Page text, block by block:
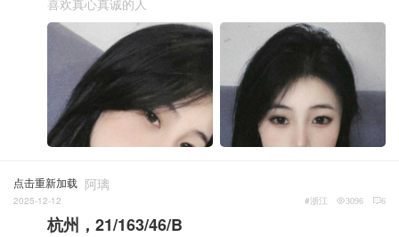
喜欢真心真诚的人
点击重新加载 阿璃
2025-12-12 6
3096
#浙江
杭州，21/163/46/B